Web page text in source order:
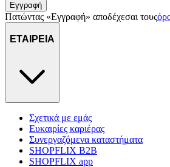
Εγγραφή
Πατώντας «Εγγραφή» αποδέχεσαι τους
ΕΤΑΙΡΕΙΑ
Σχετικά με εμάς
Ευκαιρίες καριέρας
Συνεργαζόμενα καταστήματα
SHOPFLIX B2B
SHOPFLIX app